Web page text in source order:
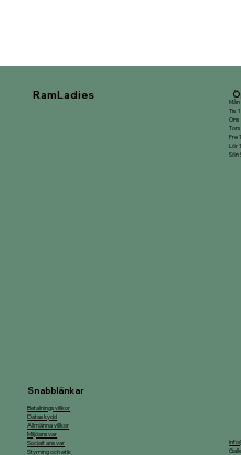
RamLadies
Betalningsvillkor
Dataskydd
Allmänna villkor
Miljöansvar
Socialt ansvar
Styrning och etik
Snabblänkar
Tis
Ons
Fre
Lör
Sön